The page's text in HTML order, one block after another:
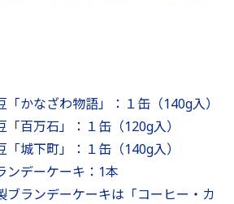
かなざわ物語」：１缶（140g入）
百万石」：１缶（120g入）
城下町」：１缶（140g入）
デーケーキ：1本
ランデーケーキは「コーヒー・カ